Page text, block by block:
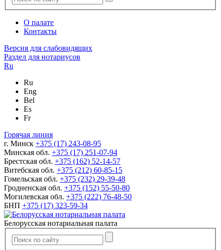
О палате
Контакты
Версия для слабовидящих
Раздел для нотариусов
Ru
Ru
Eng
Bel
Es
Fr
Горячая линия
г. Минск +375 (17) 243-08-95
Минская обл. +375 (17) 251-07-94
Брестская обл. +375 (162) 52-14-57
Витебская обл. +375 (212) 60-85-15
Гомельская обл. +375 (232) 29-39-48
Гродненская обл. +375 (152) 55-50-80
Могилевская обл. +375 (222) 76-48-50
БНП +375 (17) 323-59-34
Белорусская нотариальная палата